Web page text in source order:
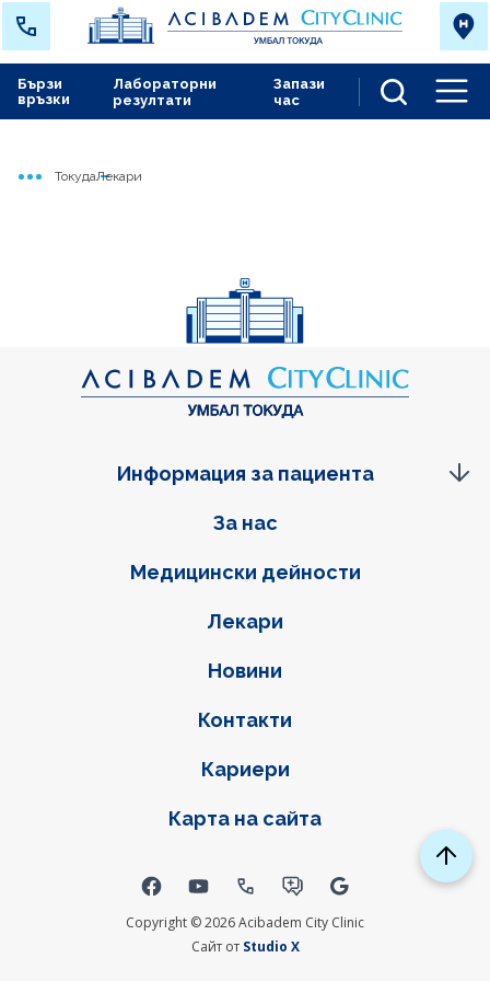
Лабораторни
резултати
Запази
час
Бързи
връзки
Начало
ТокудаЛекари
Фуутер навигация
За нас
Медицински дейности
Лекари
Новини
Контакти
Кариери
Карта на сайта
Информация за пациента
Copyright © 2026 Acibadem City Clinic
Social links
Сайт от Studio X